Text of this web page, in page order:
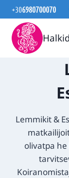
Siirry
sisältöön
+306980700070
Lemmikit &
olivatpa